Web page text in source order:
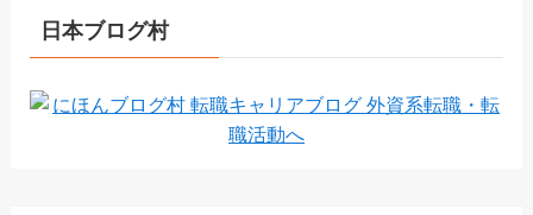
日本ブログ村